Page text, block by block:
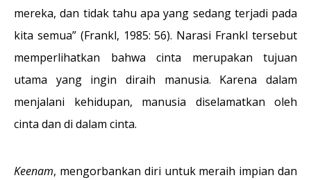
mereka, dan tidak tahu apa yang sedang terjadi pada
kita semua” (Frankl, 1985: 56). Narasi Frankl tersebut
memperlihatkan bahwa cinta merupakan tujuan
utama yang ingin diraih manusia. Karena dalam
menjalani kehidupan, manusia diselamatkan oleh
cinta dan di dalam cinta.
Keenam, mengorbankan diri untuk meraih impian dan